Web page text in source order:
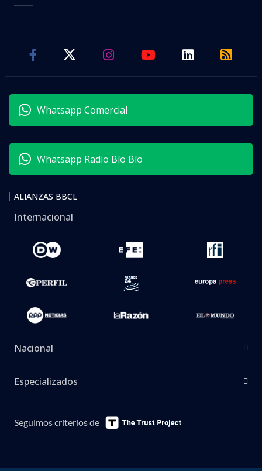
Whatsapp Comercial
Whatsapp Radio Bío Bío
ALIANZAS BBCL
Internacional
Nacional
Especializados
Seguimos criterios de